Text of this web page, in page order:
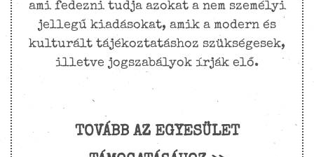
ami fedezni tudja azokat a nem személyi
jellegű kiadásokat, amik a modern és
kulturált tájékoztatáshoz szükségesek,
illetve jogszabályok írják elő.
TOVÁBB AZ EGYESÜLET